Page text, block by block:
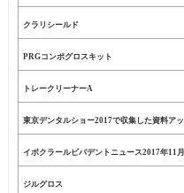
クラリシールド
PRGコンポグロスキット
トレークリーナーA
東京デンタルショー2017で収集した資料ア
イボクラールビバデントニュース2017年11
ジルグロス